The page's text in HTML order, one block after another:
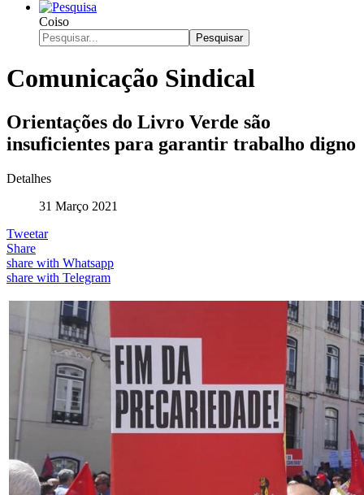
Coiso
Pesquisar
Comunicação Sindical
Orientações do Livro Verde são
insuficientes para garantir trabalho digno
Detalhes
31 Março 2021
Tweetar
Share
share with Whatsapp
share with Telegram